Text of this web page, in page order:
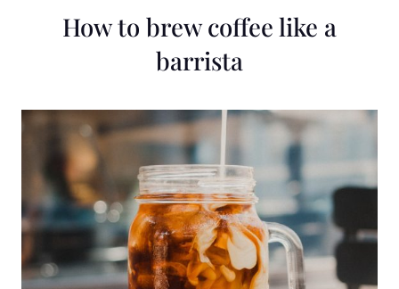
How to brew coffee like a
barrista